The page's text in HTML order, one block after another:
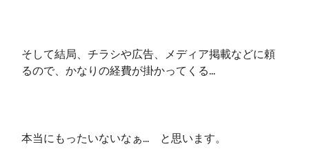
そして結局、チラシや広告、メディア掲載などに頼
るので、かなりの経費が掛かってくる...
本当にもったいないなぁ... と思います。